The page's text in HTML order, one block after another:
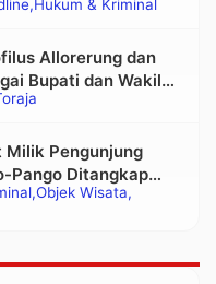
Hukum & Kriminal
Rumah Adat
Allorerung dan
Bupati dan Wakil
Objek Wisata
Milik Pengunjung
Pango Ditangkap